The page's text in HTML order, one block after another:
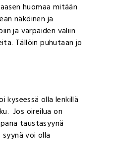
huomaa mitään
näköinen ja
ja varpaiden väliin
Tällöin puhutaan jo
kyseessä olla lenkillä
Jos oireilua on
taustasyynä
voi olla